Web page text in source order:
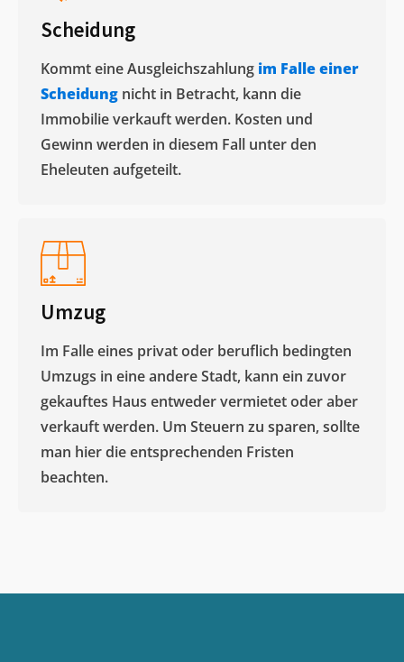
Scheidung
Kommt eine Ausgleichszahlung im Falle einer
Scheidung nicht in Betracht, kann die
Immobilie verkauft werden. Kosten und
Gewinn werden in diesem Fall unter den
Eheleuten aufgeteilt.​
Umzug
Im Falle eines privat oder beruflich bedingten
Umzugs in eine andere Stadt, kann ein zuvor
gekauftes Haus entweder vermietet oder aber
verkauft werden. Um Steuern zu sparen, sollte
man hier die entsprechenden Fristen
beachten.